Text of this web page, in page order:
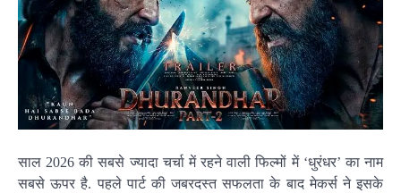
साल 2026 की सबसे ज्यादा चर्चा में रहने वाली फिल्मों में ‘धुरंधर’ का नाम
सबसे ऊपर है. पहले पार्ट की जबरदस्त सफलता के बाद मेकर्स ने इसके